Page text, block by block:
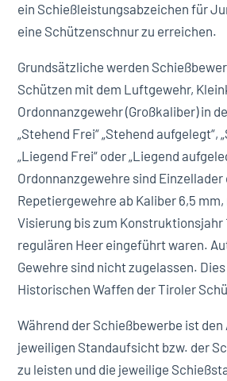
ein Schießleistungsabzeichen für
eine Schützenschnur zu erreichen.
Grundsätzliche werden
Schützen mit dem Luftgewehr,
Ordonnanzgewehr (Großkaliber) in
„Stehend Frei“ „Stehend aufgelegt“,
„Liegend Frei“ oder „Liegend
Ordonnanzgewehre sind Einzellader
Repetiergewehre ab Kaliber 6,5
Visierung bis zum Konstruktionsjahr
regulären Heer eingeführt waren.
Gewehre sind nicht zugelassen.
Historischen Waffen der Tiroler
Während der Schießbewerbe ist
jeweiligen Standaufsicht bzw. der
zu leisten und die jeweilige